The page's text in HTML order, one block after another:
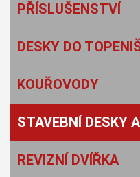
PŘÍSLUŠENSTVÍ
DESKY DO
KOUŘOVODY
STAVEBNÍ DESKY
REVIZNÍ DVÍŘKA